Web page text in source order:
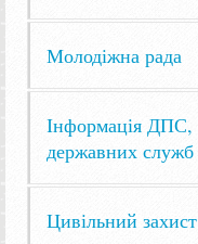
Молодіжна рада
Інформація
державних служб
Цивільний захист